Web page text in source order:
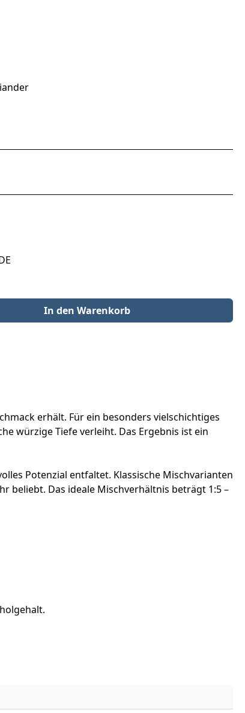
die Schaltflächen um die Anzahl zu erhöhen oder zu
In den Warenkorb
erhält. Für ein besonders vielschichtiges
würzige Tiefe verleiht. Das Ergebnis ist ein
Potenzial entfaltet. Klassische Mischvarianten
beliebt. Das ideale Mischverhältnis beträgt 1:5 –